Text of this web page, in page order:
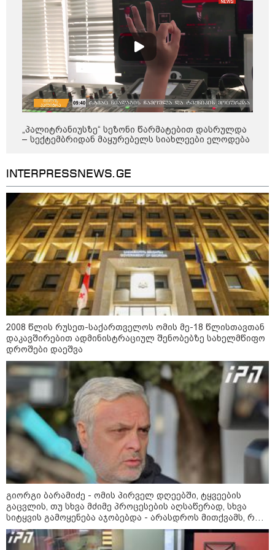
დადგომამდე
ფული ამ ზოდიაქოს ნიშნების
ხელში აღმოჩნდება: ვინ
გამდიდრდება?
როგორ ჩავიცვათ 40 წლის
შემდეგ: მილიონერების
მსოფლიო
09:52 / 07-08-2026
"რაკეტები ჩვენც გვჭირდება" - დონალდ
ტრამპი უკრაინისთვის Patriot-ის
რაკეტების გაგზავნაზე
„პალიტრანიუსზე“ სეზონი წარმატებით დასრულდა
– სექტემბრიდან მაყურებელს სიახლეები ელოდება
INTERPRESSNEWS.GE
2008 წლის რუსეთ-საქართველოს ომის მე-18 წლისთავთან
დაკავშირებით ადმინისტრაციულ შენობებზე სახელმწიფო
დროშები დაეშვა
გიორგი ბარამიძე - ომის პირველ დღეებში, ტყვეების
გაცვლის, თუ სხვა მძიმე პროცესების აღსაწერად, სხვა
სიტყვის გამოყენება აჯობებდა - არასდროს მითქვამს, რომ
ჩვენები ხელებაწეულს ან დატყვევებულს "ხვრეტდნენ", ეგ
არასდროს მინახავს და არც რაიმე ფაქტი ვიცი